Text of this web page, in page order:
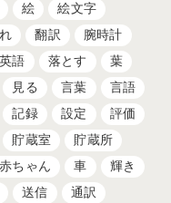
絵
絵文字
翻訳
腕時計
英語 落とす
葉
見る 言葉
言語
記録 設定
評価
貯蔵室
貯蔵所
赤ちゃん 車
輝き
送信
通訳